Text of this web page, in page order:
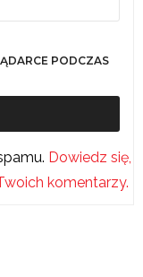
PODCZAS
Dowiedz się,
komentarzy.